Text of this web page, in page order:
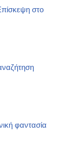
στο
φαντασία